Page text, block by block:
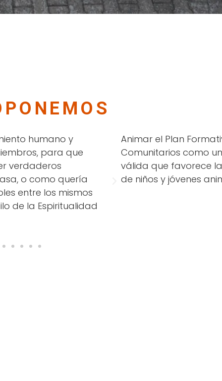
humano y
para que
verdaderos
o como quería
entre los mismos
de la Espiritualidad
Animar el Plan
Comunitarios como
válida que favorece
de niños y jóvenes